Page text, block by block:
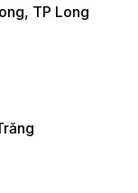
TP Long